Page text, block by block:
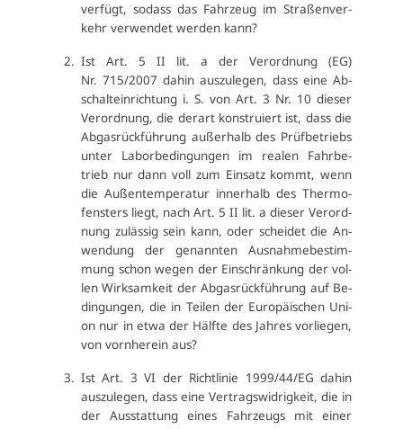
ver­fügt, so­dass das Fahr­zeug im Stra­ßen­ver­
kehr ver­wen­det wer­den kann?
Ist Art. 5 II lit. a der Ver­ord­nung (EG)
Nr. 715/2007 da­hin aus­zu­le­gen, dass ei­ne Ab­
schalt­ein­rich­tung i. S. von Art. 3 Nr. 10 die­ser
Ver­ord­nung, die der­art kon­stru­iert ist, dass die
Ab­gas­rück­füh­rung au­ßer­halb des Prüf­be­triebs
un­ter La­bor­be­din­gun­gen im rea­len Fahr­be­
trieb nur dann voll zum Ein­satz kommt, wenn
die Au­ßen­tem­pe­ra­tur in­ner­halb des Ther­mo­
fens­ters liegt, nach Art. 5 II lit. a die­ser Ver­ord­
nung zu­läs­sig sein kann, oder schei­det die An­
wen­dung der ge­nann­ten Aus­nah­me­be­stim­
mung schon we­gen der Ein­schrän­kung der vol­
len Wirk­sam­keit der Ab­gas­rück­füh­rung auf Be­
din­gun­gen, die in Tei­len der Eu­ro­päi­schen Uni­
on nur in et­wa der Hälf­te des Jah­res vor­lie­gen,
von vorn­her­ein aus?
Ist Art. 3 VI der Richt­li­nie 1999/44/EG da­hin
aus­zu­le­gen, dass ei­ne Ver­trags­wid­rig­keit, die in
der Aus­stat­tung ei­nes Fahr­zeugs mit ei­ner